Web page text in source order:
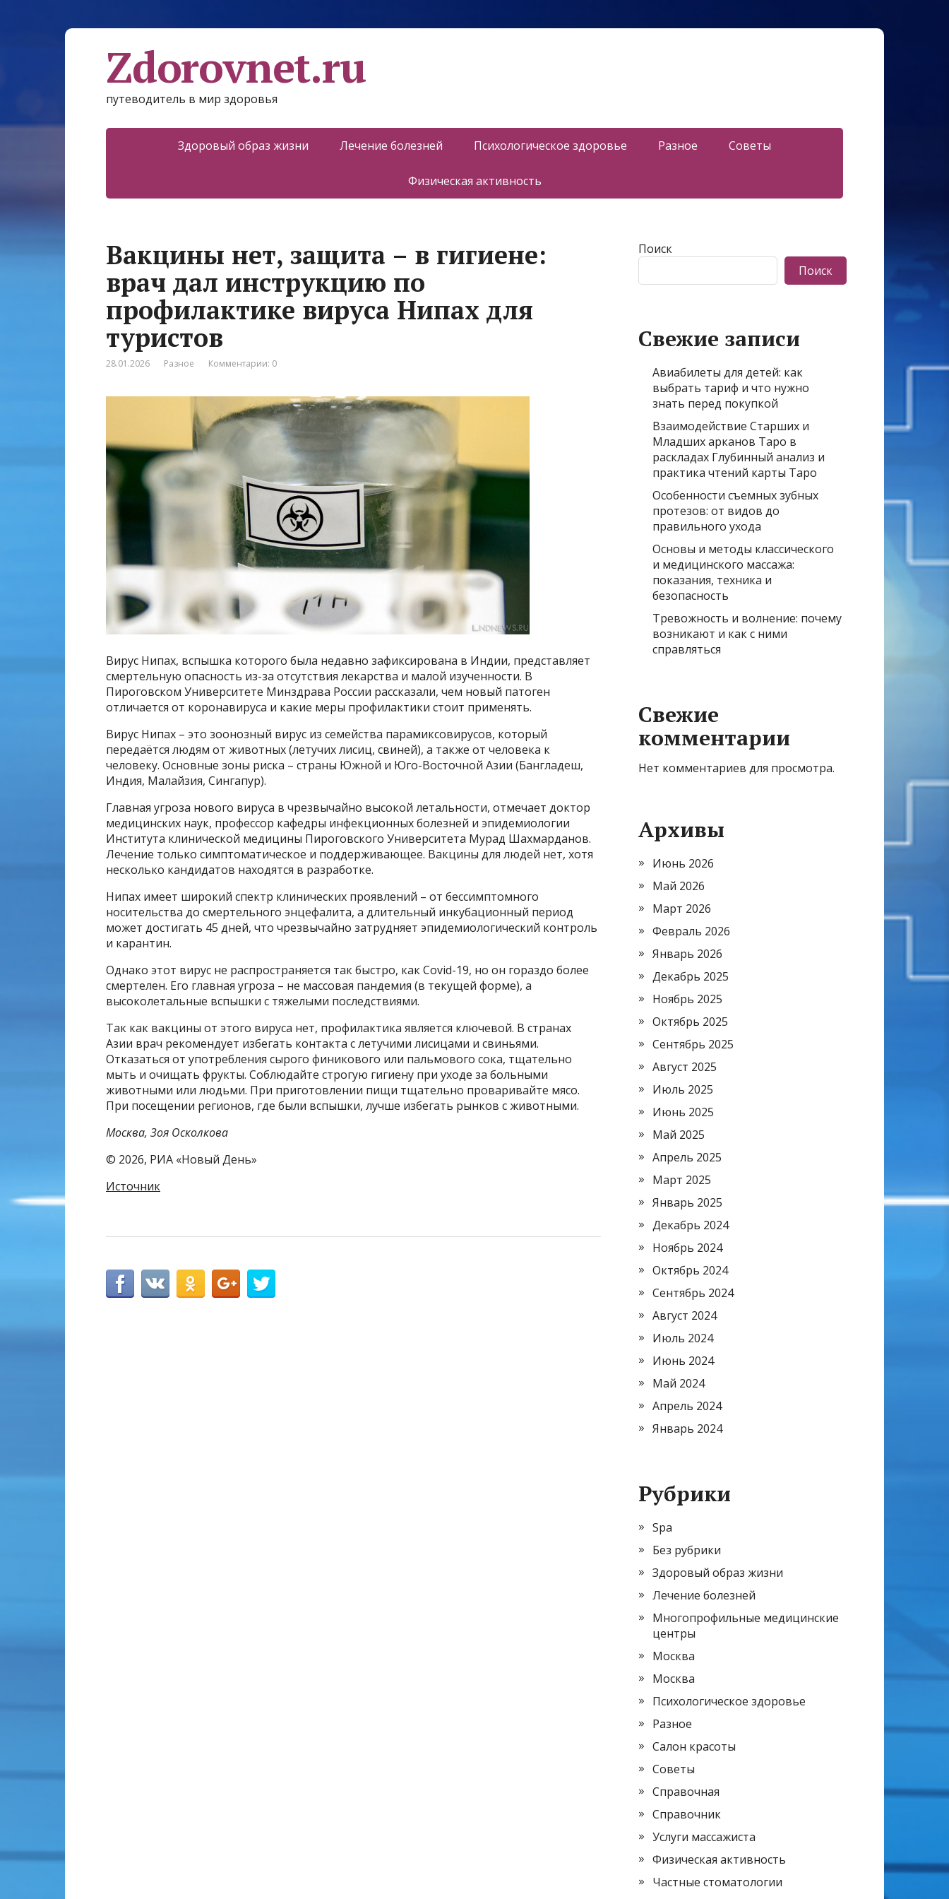
Zdorovnet.ru
путеводитель в мир здоровья
Здоровый образ жизни Лечение болезней Психологическое здоровье Разное Советы
Физическая активность
Вакцины нет, защита – в гигиене:
врач дал инструкцию по
профилактике вируса Нипах для
туристов
28.01.2026 Разное Комментарии: 0
Вирус Нипах, вспышка которого была недавно зафиксирована в Индии, представляет
смертельную опасность из-за отсутствия лекарства и малой изученности. В
Пироговском Университете Минздрава России рассказали, чем новый патоген
отличается от коронавируса и какие меры профилактики стоит применять.
Вирус Нипах – это зоонозный вирус из семейства парамиксовирусов, который
передаётся людям от животных (летучих лисиц, свиней), а также от человека к
человеку. Основные зоны риска – страны Южной и Юго-Восточной Азии (Бангладеш,
Индия, Малайзия, Сингапур).
Главная угроза нового вируса в чрезвычайно высокой летальности, отмечает доктор
медицинских наук, профессор кафедры инфекционных болезней и эпидемиологии
Института клинической медицины Пироговского Университета Мурад Шахмарданов.
Лечение только симптоматическое и поддерживающее. Вакцины для людей нет, хотя
несколько кандидатов находятся в разработке.
Нипах имеет широкий спектр клинических проявлений – от бессимптомного
носительства до смертельного энцефалита, а длительный инкубационный период
может достигать 45 дней, что чрезвычайно затрудняет эпидемиологический контроль
и карантин.
Однако этот вирус не распространяется так быстро, как Covid-19, но он гораздо более
смертелен. Его главная угроза – не массовая пандемия (в текущей форме), а
высоколетальные вспышки с тяжелыми последствиями.
Так как вакцины от этого вируса нет, профилактика является ключевой. В странах
Азии врач рекомендует избегать контакта с летучими лисицами и свиньями.
Отказаться от употребления сырого финикового или пальмового сока, тщательно
мыть и очищать фрукты. Соблюдайте строгую гигиену при уходе за больными
животными или людьми. При приготовлении пищи тщательно проваривайте мясо.
При посещении регионов, где были вспышки, лучше избегать рынков с животными.
Москва, Зоя Осколкова
© 2026, РИА «Новый День»
Источник
Поиск
Поиск
Свежие записи
Авиабилеты для детей: как
выбрать тариф и что нужно
знать перед покупкой
Взаимодействие Старших и
Младших арканов Таро в
раскладах Глубинный анализ и
практика чтений карты Таро
Особенности съемных зубных
протезов: от видов до
правильного ухода
Основы и методы классического
и медицинского массажа:
показания, техника и
безопасность
Тревожность и волнение: почему
возникают и как с ними
справляться
Свежие
комментарии
Нет комментариев для просмотра.
Архивы
Июнь 2026
Май 2026
Март 2026
Февраль 2026
Январь 2026
Декабрь 2025
Ноябрь 2025
Октябрь 2025
Сентябрь 2025
Август 2025
Июль 2025
Июнь 2025
Май 2025
Апрель 2025
Март 2025
Январь 2025
Декабрь 2024
Ноябрь 2024
Октябрь 2024
Сентябрь 2024
Август 2024
Июль 2024
Июнь 2024
Май 2024
Апрель 2024
Январь 2024
Рубрики
Spa
Без рубрики
Здоровый образ жизни
Лечение болезней
Многопрофильные медицинские
центры
Москва
Москва
Психологическое здоровье
Разное
Салон красоты
Советы
Справочная
Справочник
Услуги массажиста
Физическая активность
Частные стоматологии